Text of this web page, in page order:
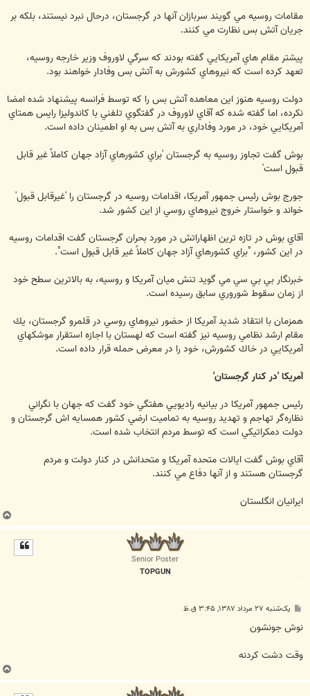
مقامات روسيه مي گويند سربازان آنها در گرجستان، درحال نبرد نيستند، بلكه بر
جريان آتش بس نظارت مي كنند.
پيشتر مقام هاي آمريكايي گفته بودند كه سرگي لاوروف وزير خارجه روسيه،
تعهد كرده است كه نيروهاي كشورش به آتش بس وفادار خواهند بود.
دولت روسيه هنوز اين معاهده آتش بس را كه توسط فرانسه پيشنهاد شده امضا
نكرده، اما گفته شده كه آقاي لاوروف در گفتگوي تلفني با كاندوليزا رايس همتاي
آمريكايي خود، در مورد وفاداري به آتش بس به او اطمينان داده است.
بوش گفت تجاوز روسيه به گرجستان 'براي كشورهاي آزاد جهان كاملاً غير قابل
قبول است'
جورج بوش رئيس جمهور آمريكا، اقدامات روسيه در گرجستان را 'غيرقابل قبول'
خواند و خواستار خروج نيروهاي روسي از اين كشور شد.
آقاي بوش در تازه ترين اظهاراتش در مورد بحران گرجستان گفت اقدامات روسيه
در اين كشور، "براي كشورهاي آزاد جهان كاملاً غير قابل قبول است".
خبرنگار بي بي سي مي گويد تنش ميان آمريكا و روسيه، به بالاترين سطح خود
از زمان سقوط شوروري سابق رسيده است.
همزمان با انتقاد شديد آمريكا از حضور نيروهاي روسي در قلمرو گرجستان، يك
مقام ارشد نظامي روسيه نيز گفته است كه لهستان با اجازه استقرار موشكهاي
آمريكايي در خاك كشورش، خود را در معرض حمله قرار داده است.
آمريكا 'در كنار گرجستان'
رئيس جمهور آمريكا در بيانيه راديويي هفتگي خود گفت كه جهان با نگراني
نظاره‌گر تهاجم و تهديد روسيه به تماميت ارضي كشور همسايه اش گرجستان و
دولت دمكراتيكي است كه توسط مردم انتخاب شده است.
آقاي بوش گفت ايالات متحده آمريكا و متحدانش در كنار دولت و مردم
گرجستان هستند و از آنها دفاع مي كنند.
ایرانیان انگلستان
ب
ا
Senior Poster
TOPGUN
پ
ت
یک‌شنبه ۲۷ مرداد ۱۳۸۷, ۳:۴۵ ق.ظ
نوش جونشون
وقت دشت کردنه
ب
ا